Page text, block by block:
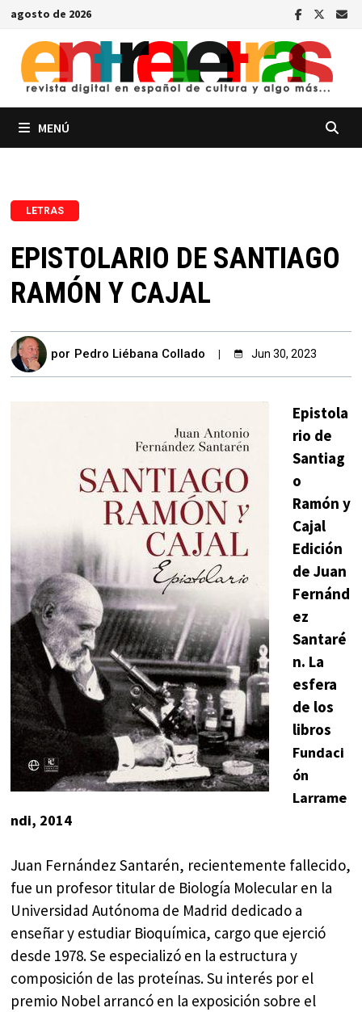
Saltar
contenido
agosto de 2026
MENÚ
LETRAS
EPISTOLARIO DE SANTIAGO
RAMÓN Y CAJAL
por Pedro Liébana Collado Jun 30, 2023
Epistola
rio de
Santiag
o
Ramón y
Cajal
Edición
de Juan
Fernánd
ez
Santaré
n. La
esfera
de los
libros
Fundaci
ón
Larrame
ndi, 2014
Juan Fernández Santarén, recientemente fallecido,
fue un profesor titular de Biología Molecular en la
Universidad Autónoma de Madrid dedicado a
enseñar y estudiar Bioquímica, cargo que ejerció
desde 1978. Se especializó en la estructura y
composición de las proteínas. Su interés por el
premio Nobel arrancó en la exposición sobre el